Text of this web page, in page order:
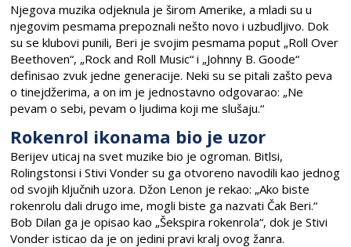
Njegova muzika odjeknula je širom Amerike, a mladi su u
njegovim pesmama prepoznali nešto novo i uzbudljivo. Dok
su se klubovi punili, Beri je svojim pesmama poput „Roll Over
Beethoven“, „Rock and Roll Music“ i „Johnny B. Goode“
definisao zvuk jedne generacije. Neki su se pitali zašto peva
o tinejdžerima, a on im je jednostavno odgovarao: „Ne
pevam o sebi, pevam o ljudima koji me slušaju.“
Rokenrol ikonama bio je uzor
Berijev uticaj na svet muzike bio je ogroman. Bitlsi,
Rolingstonsi i Stivi Vonder su ga otvoreno navodili kao jednog
od svojih ključnih uzora. Džon Lenon je rekao: „Ako biste
rokenrolu dali drugo ime, mogli biste ga nazvati Čak Beri.“
Bob Dilan ga je opisao kao „Šekspira rokenrola“, dok je Stivi
Vonder isticao da je on jedini pravi kralj ovog žanra.